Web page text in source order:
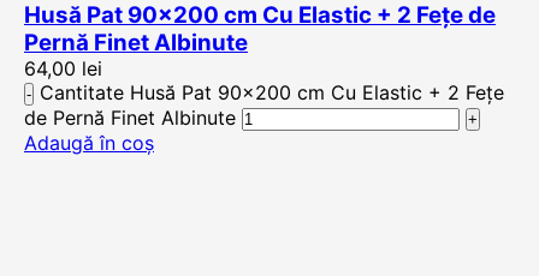
Husă Pat 90×200 cm Cu Elastic + 2 Fețe de
Pernă Finet Albinute
64,00 lei
Cantitate Husă Pat 90x200 cm Cu Elastic + 2 Fețe
de Pernă Finet Albinute
Adaugă în coș